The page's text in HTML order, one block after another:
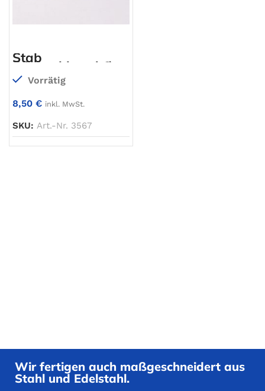
Stab
Edelstahlrund Ø
12 mm
Vorrätig
8,50 € inkl. MwSt.
SKU: Art.-Nr. 3567
Wir fertigen auch maßgeschneidert aus
Stahl und Edelstahl.